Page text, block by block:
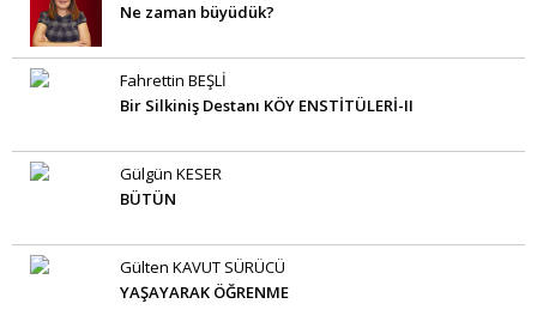
Ne zaman büyüdük?
Fahrettin BEŞLİ
Bir Silkiniş Destanı KÖY ENSTİTÜLERİ-II
Gülgün KESER
BÜTÜN
Gülten KAVUT SÜRÜCÜ
YAŞAYARAK ÖĞRENME